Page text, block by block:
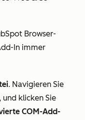
Browser-
In immer
. Navigieren Sie
, und klicken Sie
COM-Add-